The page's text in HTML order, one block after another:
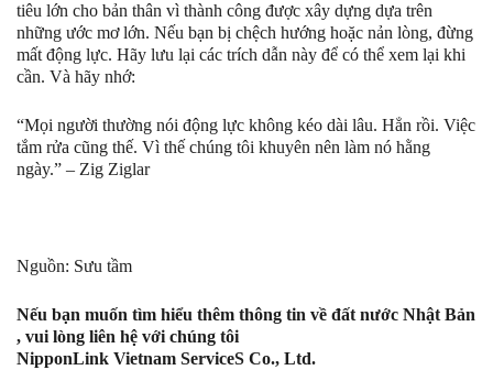
tiêu lớn cho bản thân vì thành công được xây dựng dựa trên
những ước mơ lớn. Nếu bạn bị chệch hướng hoặc nản lòng, đừng
mất động lực. Hãy lưu lại các trích dẫn này để có thể xem lại khi
cần. Và hãy nhớ:
“Mọi người thường nói động lực không kéo dài lâu. Hẳn rồi. Việc
tắm rửa cũng thế. Vì thế chúng tôi khuyên nên làm nó hằng
ngày.” – Zig Ziglar
Nguồn: Sưu tầm
Nếu bạn muốn tìm hiểu thêm thông tin về đất nước Nhật Bản
, vui lòng liên hệ với chúng tôi
NipponLink Vietnam ServiceS Co., Ltd.